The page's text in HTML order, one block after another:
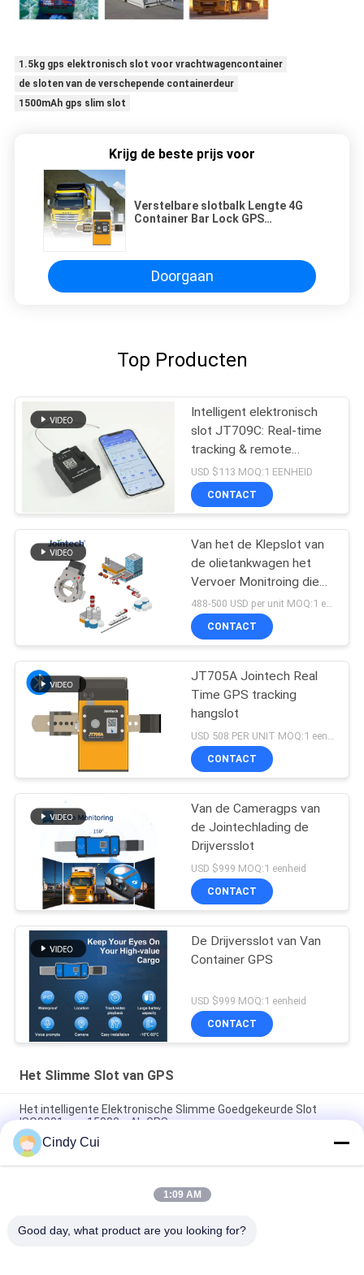
1.5kg gps elektronisch slot voor vrachtwagencontainer
de sloten van de verschepende containerdeur
1500mAh gps slim slot
Krijg de beste prijs voor
Verstelbare slotbalk Lengte 4G
Container Bar Lock GPS
Doorgaan
Top Producten
Intelligent elektronisch
slot JT709C: Real-time
tracking & remote
unlocking
USD $113 MOQ:1 EENHEID
CONTACT
Van het de Klepslot van
de olietankwagen het
Vervoer Monitroing die
GPS het Volgen plaatsen488-500 USD per unit MOQ:1 eenheid
CONTACT
JT705A Jointech Real
Time GPS tracking
hangslot
USD 508 PER UNIT MOQ:1 eenheid
CONTACT
Van de Cameragps van
de Jointechlading de
Drijversslot
USD $999 MOQ:1 eenheid
CONTACT
De Drijversslot van Van
Container GPS
USD $999 MOQ:1 eenheid
CONTACT
Het Slimme Slot van GPS
Het intelligente Elektronische Slimme Goedgekeurde Slot
ISO9001 van 15000mAh GPS
Het Slotcontainer van de Jointechjt705a GPS Verbinding de
Lading GPS die van de Controleveiligheid Hangslot volgen
Slim Elektronisch Goedgekeurd de Containerslot ROHS van
Cindy Cui
1:09 AM
Good day, what product are you looking for?